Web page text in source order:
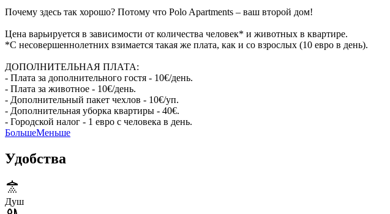
Почему здесь так хорошо? Потому что Polo Apartments – ваш второй дом!
Цена варьируется в зависимости от количества человек* и животных в квартире.
*С несовершеннолетних взимается такая же плата, как и со взрослых (10 евро в день).
ДОПОЛНИТЕЛЬНАЯ ПЛАТА:
- Плата за дополнительного гостя - 10€/день.
- Плата за животное - 10€/день.
- Дополнительный пакет чехлов - 10€/уп.
- Дополнительная уборка квартиры - 40€.
- Городской налог - 1 евро с человека в день.
БольшеМеньше
Удобства
Душ